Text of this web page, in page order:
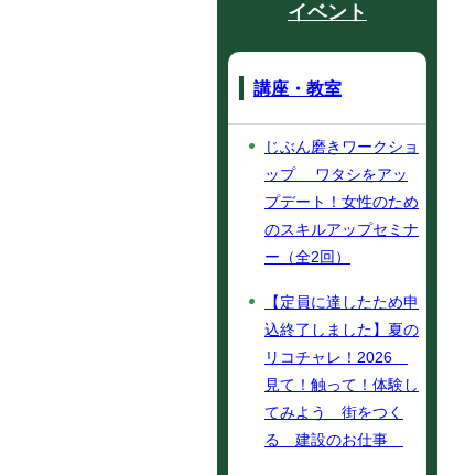
イベント
講座・教室
じぶん磨きワークショ
ップ ワタシをアッ
プデート！女性のため
のスキルアップセミナ
ー（全2回）
【定員に達したため申
込終了しました】夏の
リコチャレ！2026
見て！触って！体験し
てみよう 街をつく
る 建設のお仕事